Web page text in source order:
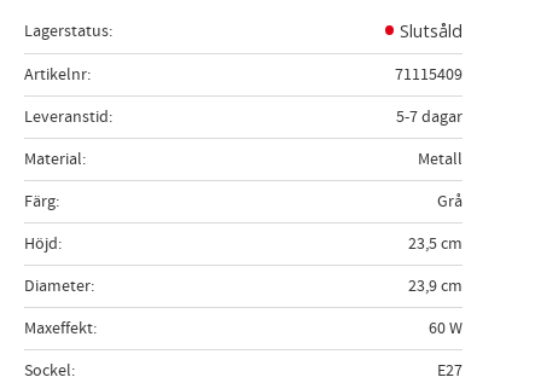
Lagerstatus
Slutsåld
Artikelnr
71115409
Leveranstid
5-7 dagar
Material
Metall
Färg
Grå
Höjd
23,5 cm
Diameter
23,9 cm
Maxeffekt
60 W
Sockel
E27